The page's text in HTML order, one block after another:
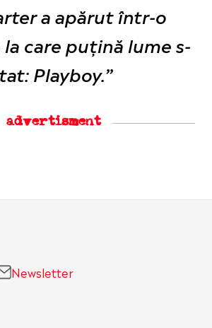
a apărut într-o
care puțină lume s-
Playboy.”
advertisment
Newsletter